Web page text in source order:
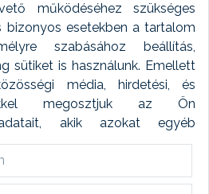
működéséhez szükséges
bizonyos esetekben a tartalom
szabásához beállítás,
sütiket is használunk. Emellett
média, hirdetési, és
megosztjuk az Ön
adatait, akik azokat egyéb
kombinálhatják. A sütik
naplózást végzünk és
után automatikusan töröljük. A
extra modul
modul